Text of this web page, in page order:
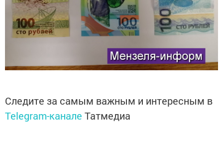
Следите за самым важным и интересным в
Telegram-канале Татмедиа